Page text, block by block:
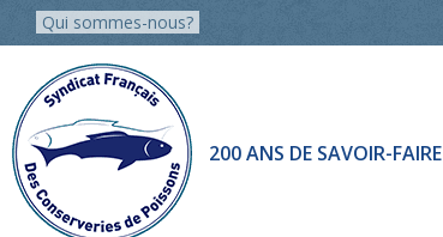
Qui sommes-nous?
200 ANS DE SAVOIR-FAIRE